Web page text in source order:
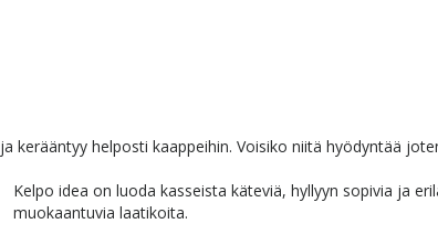
kerääntyy helposti kaappeihin. Voisiko niitä hyödyntää
Kelpo idea on luoda kasseista käteviä, hyllyyn sopivia ja
muokaantuvia laatikoita.